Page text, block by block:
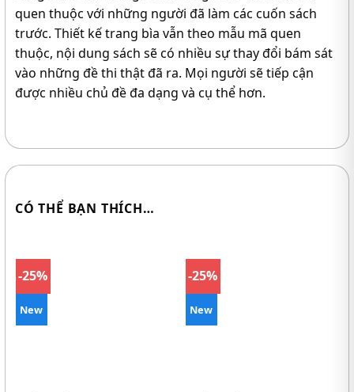
quen thuộc với những người đã làm các cuốn sách
trước. Thiết kế trang bìa vẫn theo mẫu mã quen
thuộc, nội dung sách sẽ có nhiều sự thay đổi bám sát
vào những đề thi thật đã ra. Mọi người sẽ tiếp cận
được nhiều chủ đề đa dạng và cụ thể hơn.
CÓ THỂ BẠN THÍCH…
-25%
New
-25%
New